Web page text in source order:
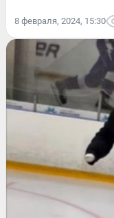
8 февраля, 2024, 15:30